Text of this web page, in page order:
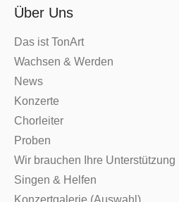
Über Uns
Das ist TonArt
Wachsen & Werden
News
Konzerte
Chorleiter
Proben
Wir brauchen Ihre Unterstützung
Singen & Helfen
Konzertgalerie (Auswahl)